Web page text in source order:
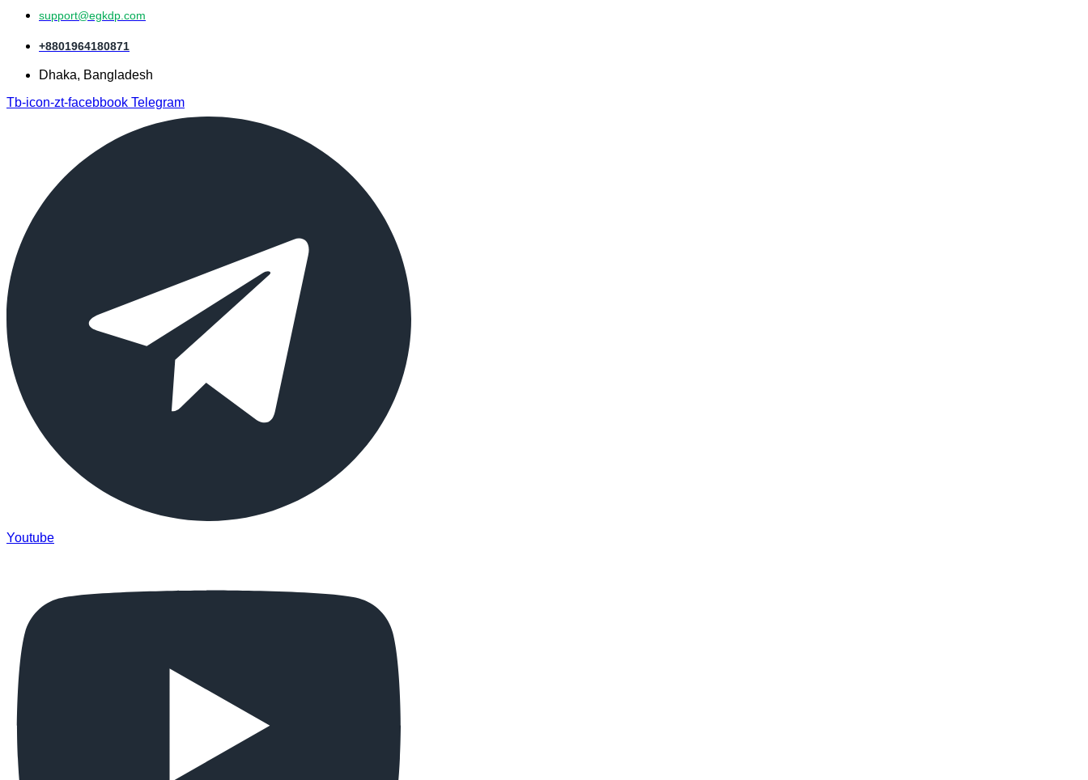
support@egkdp.com
+8801964180871
Dhaka, Bangladesh
Tb-icon-zt-facebbook Telegram
Youtube